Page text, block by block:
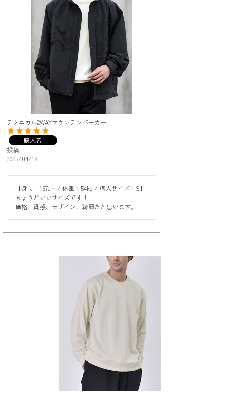
テクニカル2WAYマウンテンパーカー
購入者
投稿日
2025/04/18
【身長：167cm / 体重：54kg / 購入サイズ：S】
ちょうどいいサイズです！
価格、質感、デザイン、綺麗だと思います。